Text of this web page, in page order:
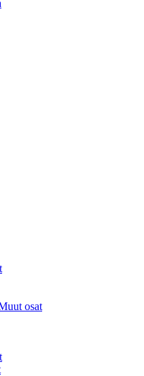
osat